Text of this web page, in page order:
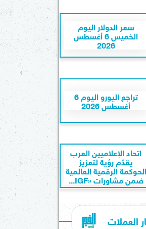
سعر الدولار اليوم
الخميس 6 أغسطس
2026
تراجع اليورو اليوم 6
أغسطس 2026
اتحاد الإعلاميين العرب
يقدّم رؤية لتعزيز
الحوكمة الرقمية العالمية
ضمن مشاورات «IGF...
العملات